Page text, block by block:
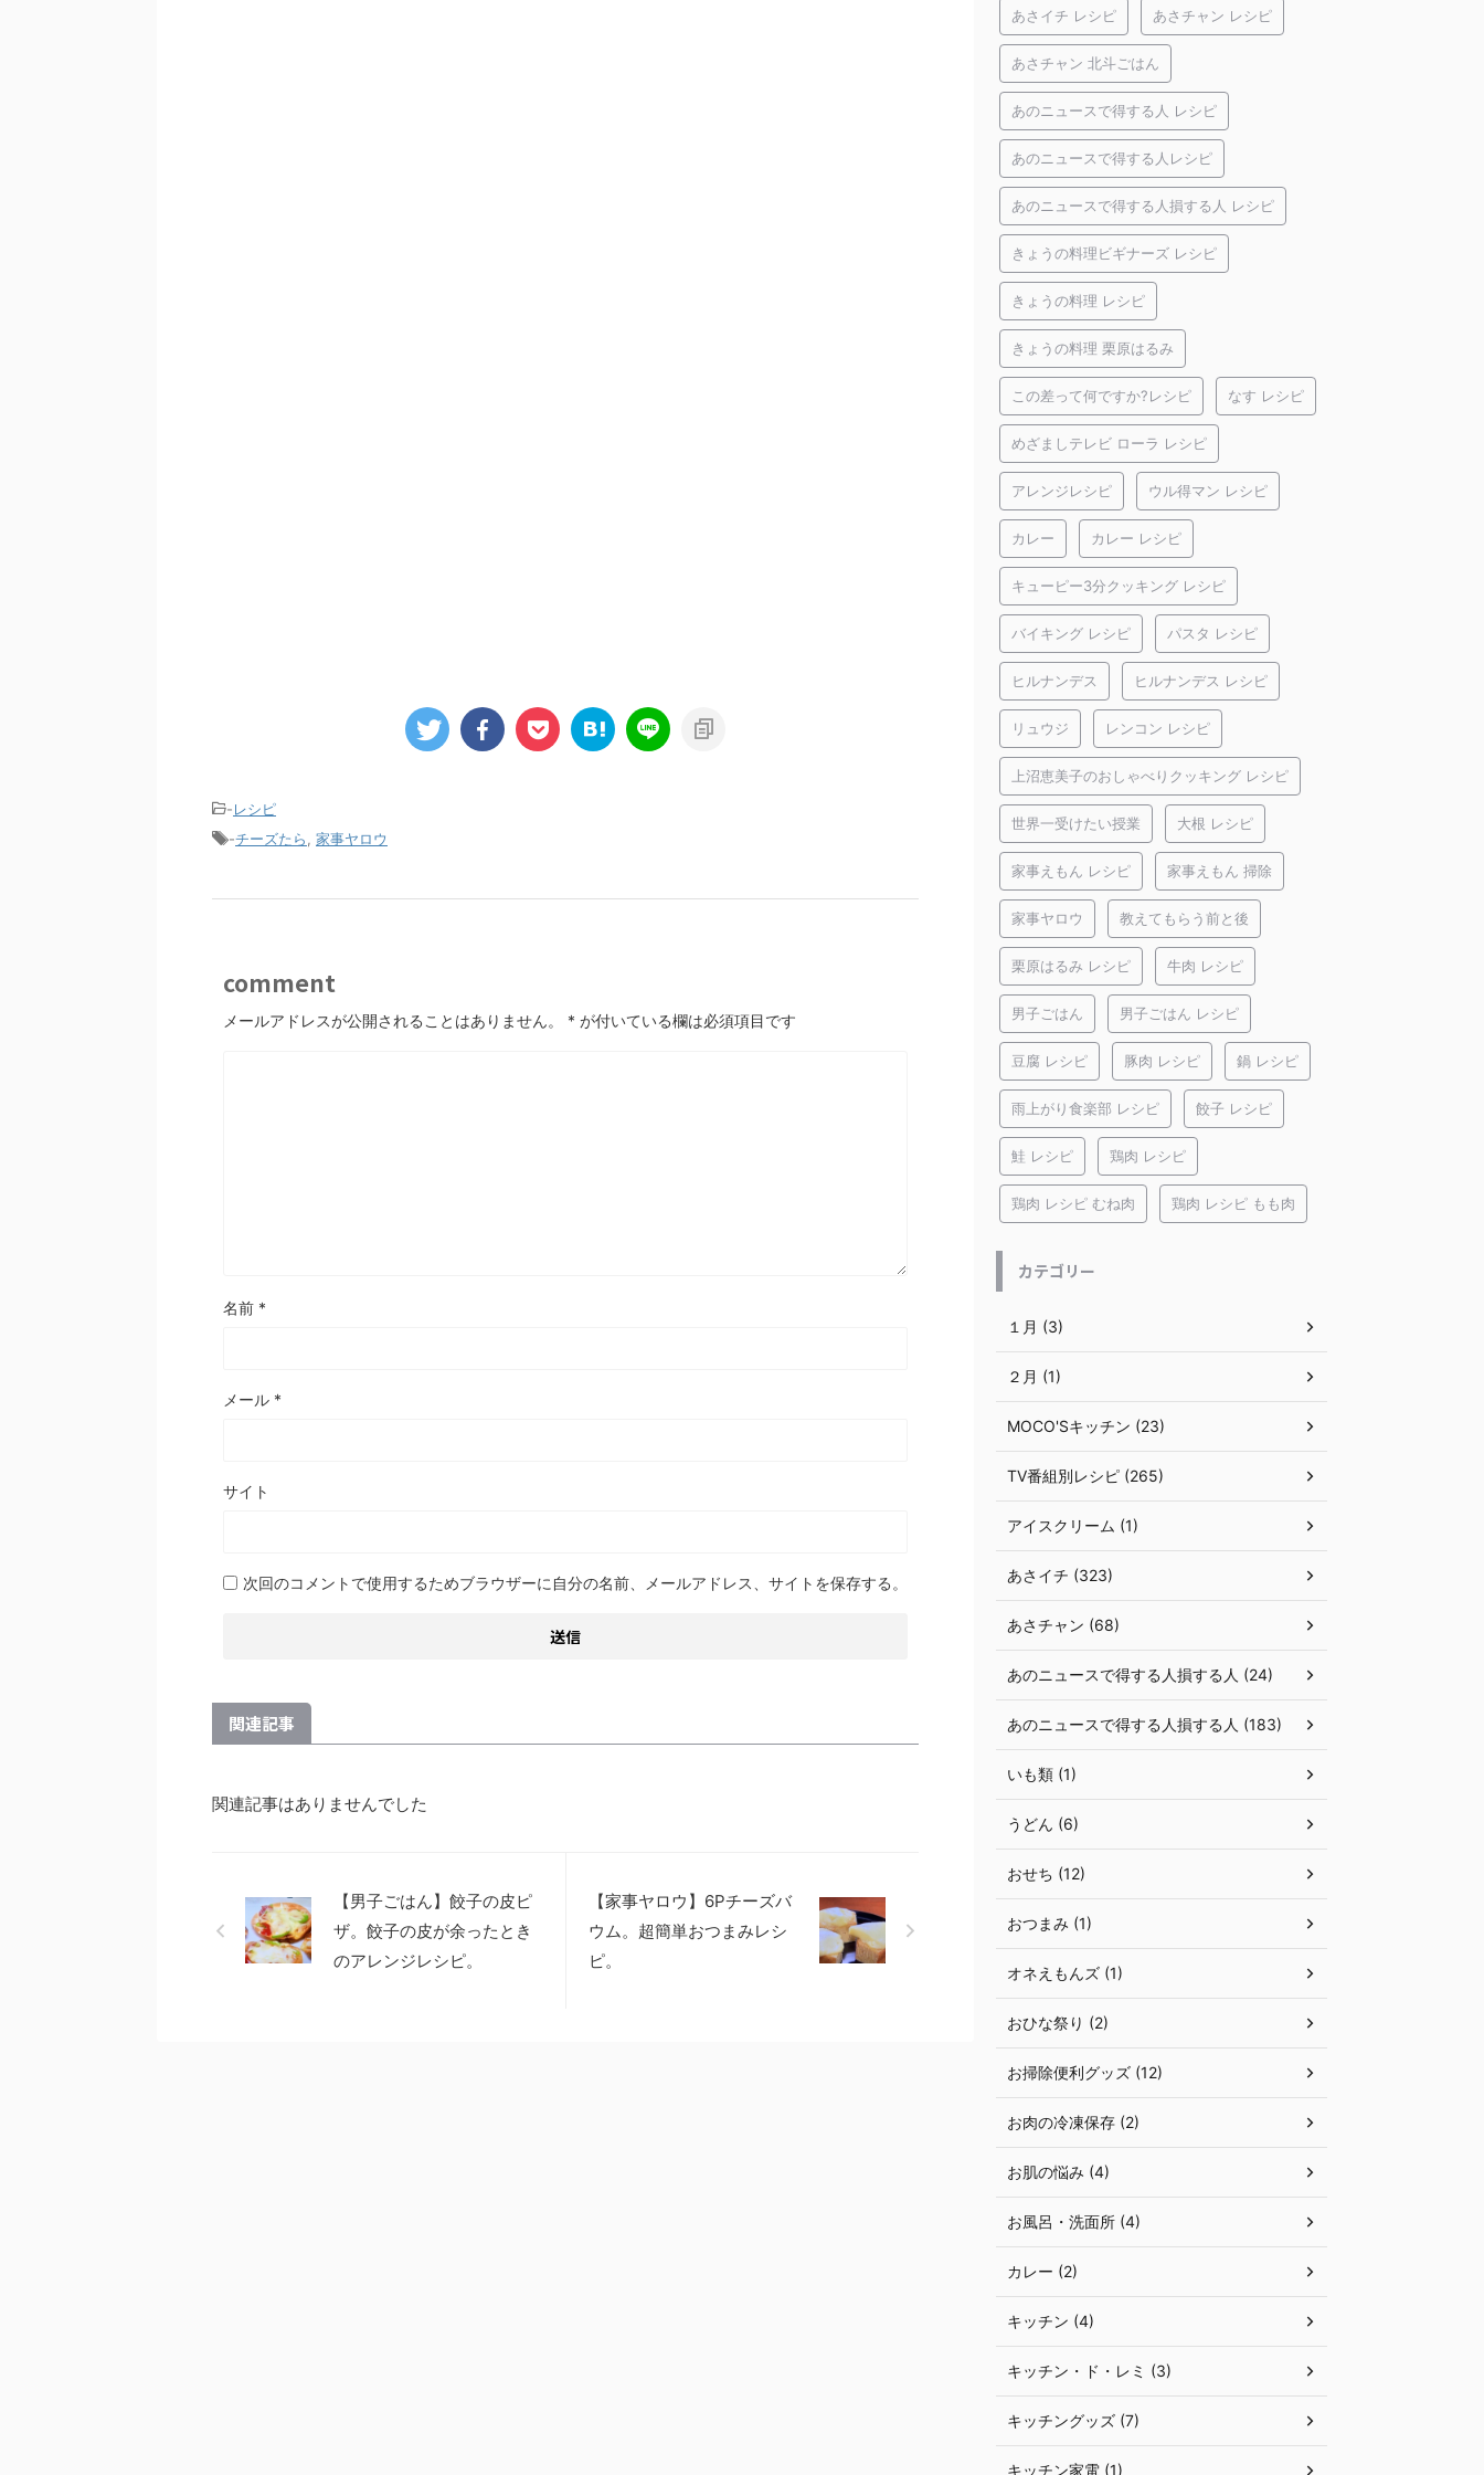
-レシピ
-チーズたら 家事ヤロウ
comment
メールアドレスが公開されることはありません。 * が付いている欄は必須項目です
名前 *
メール *
サイト
次回のコメントで使用するためブラウザーに自分の名前、メールアドレス、サイトを保存する。
関連記事
関連記事はありませんでした
【男子ごはん】餃子の皮ピ
ザ。餃子の皮が余ったとき
のアレンジレシピ。
【家事ヤロウ】6Pチーズバ
ウム。超簡単おつまみレシ
ピ。
あさイチ レシピ あさチャン レシピ
あさチャン 北斗ごはん
あのニュースで得する人 レシピ
あのニュースで得する人レシピ
あのニュースで得する人損する人 レシピ
きょうの料理ビギナーズ レシピ
きょうの料理 レシピ
きょうの料理 栗原はるみ
この差って何ですか?レシピ なす レシピ
めざましテレビ ローラ レシピ
アレンジレシピ ウル得マン レシピ
カレー カレー レシピ
キューピー3分クッキング レシピ
バイキング レシピ パスタ レシピ
ヒルナンデス ヒルナンデス レシピ
リュウジ レンコン レシピ
上沼恵美子のおしゃべりクッキング レシピ
世界一受けたい授業 大根 レシピ
家事えもん レシピ 家事えもん 掃除
家事ヤロウ 教えてもらう前と後
栗原はるみ レシピ 牛肉 レシピ
男子ごはん 男子ごはん レシピ
豆腐 レシピ 豚肉 レシピ 鍋 レシピ
雨上がり食楽部 レシピ 餃子 レシピ
鮭 レシピ 鶏肉 レシピ
鶏肉 レシピ むね肉 鶏肉 レシピ もも肉
カテゴリー
１月 (3)
２月 (1)
MOCO'Sキッチン (23)
TV番組別レシピ (265)
アイスクリーム (1)
あさイチ (323)
あさチャン (68)
あのニュースで得する人損する人 (24)
あのニュースで得する人損する人 (183)
いも類 (1)
うどん (6)
おせち (12)
おつまみ (1)
オネえもんズ (1)
おひな祭り (2)
お掃除便利グッズ (12)
お肉の冷凍保存 (2)
お肌の悩み (4)
お風呂・洗面所 (4)
カレー (2)
キッチン (4)
キッチン・ド・レミ (3)
キッチングッズ (7)
キッチン家電 (1)